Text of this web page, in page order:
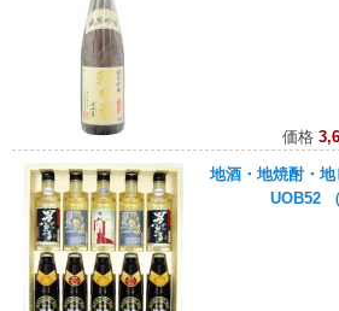
価格
地酒・地焼酎・
UOB52